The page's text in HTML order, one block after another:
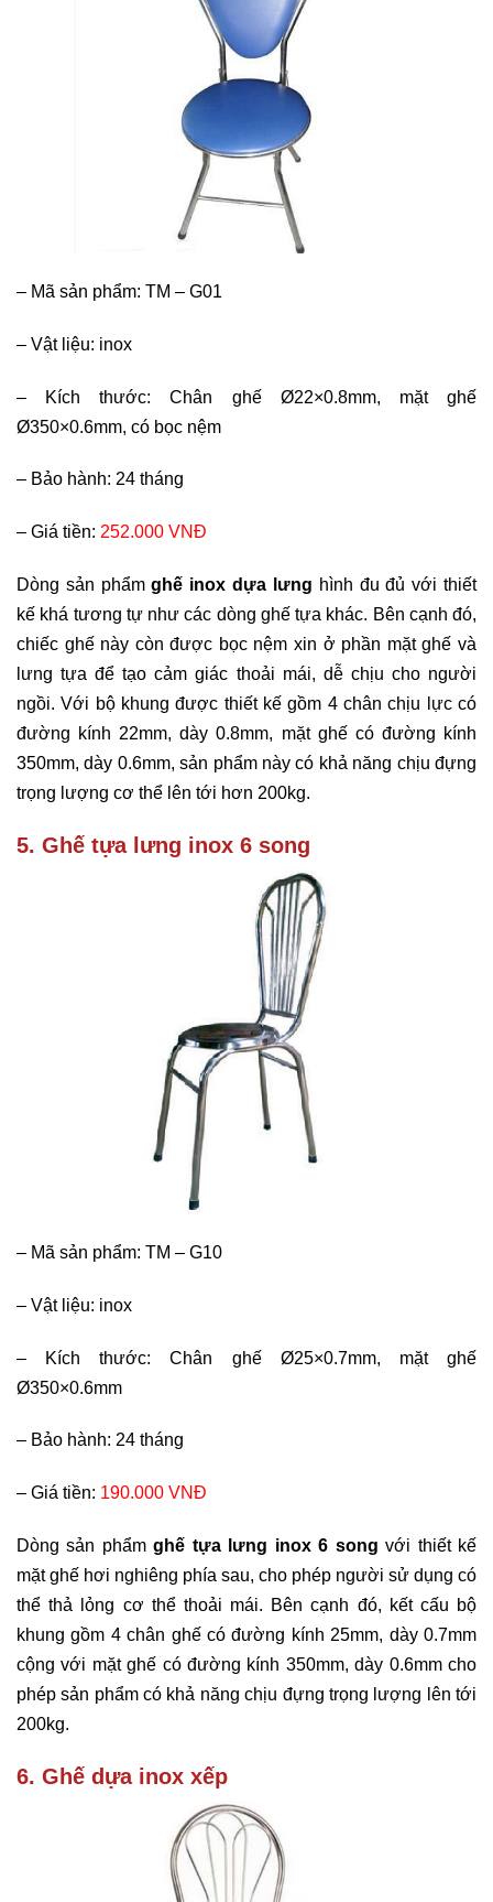
– Mã sản phẩm: TM – G01
– Vật liệu: inox
–
Kích thước: Chân ghế Ø22×0.8mm, mặt ghế
Ø350×0.6mm, có bọc nệm
– Bảo hành: 24 tháng
– Giá tiền: 252.000 VNĐ
Dòng sản phẩmghế inox dựa lưng hình đu đủ với thiết
kế khá tương tự như các dòng ghế tựa khác. Bên cạnh đó,
chiếc ghế này còn được bọc nệm xin ở phần mặt ghế và
lưng tựa để tạo cảm giác thoải mái, dễ chịu cho người
ngồi. Với bộ khung được thiết kế gồm 4 chân chịu lực có
đường kính 22mm, dày 0.8mm, mặt ghế có đường kính
350mm, dày 0.6mm, sản phẩm này có khả năng chịu đựng
trọng lượng cơ thể lên tới hơn 200kg.
5. Ghế tựa lưng inox 6 song
– Mã sản phẩm: TM – G10
– Vật liệu: inox
–
Kích thước: Chân ghế Ø25×0.7mm, mặt ghế
Ø350×0.6mm
– Bảo hành: 24 tháng
– Giá tiền: 190.000 VNĐ
Dòng sản phẩmghế tựa lưng inox 6 song với thiết kế
mặt ghế hơi nghiêng phía sau, cho phép người sử dụng có
thể thả lỏng cơ thể thoải mái. Bên cạnh đó, kết cấu bộ
khung gồm 4 chân ghế có đường kính 25mm, dày 0.7mm
cộng với mặt ghế có đường kính 350mm, dày 0.6mm cho
phép sản phẩm có khả năng chịu đựng trọng lượng lên tới
200kg.
6. Ghế dựa inox xếp